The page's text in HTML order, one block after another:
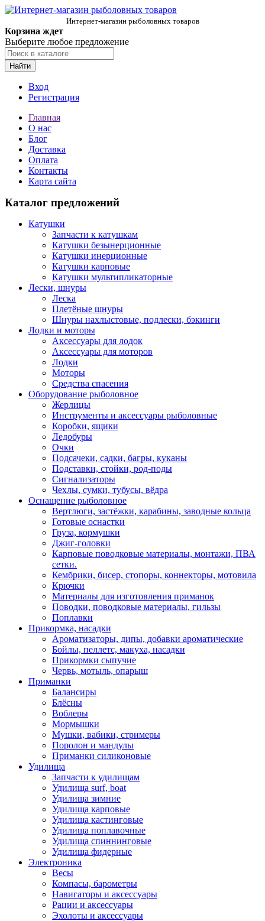
Интернет-магазин рыболовных товаров
Корзина ждет
Выберите любое предложение
Найти
Вход
Регистрация
Главная
О нас
Блог
Доставка
Оплата
Контакты
Карта сайта
Каталог предложений
Катушки
Запчасти к катушкам
Катушки безынерционные
Катушки инерционные
Катушки карповые
Катушки мультипликаторные
Лески, шнуры
Леска
Плетёные шнуры
Шнуры нахлыстовые, подлески, бэкинги
Лодки и моторы
Аксессуары для лодок
Аксессуары для моторов
Лодки
Моторы
Средства спасения
Оборудование рыболовное
Жерлицы
Инструменты и аксессуары рыболовные
Коробки, ящики
Ледобуры
Очки
Подсачеки, садки, багры, куканы
Подставки, стойки, род-поды
Сигнализаторы
Чехлы, сумки, тубусы, вёдра
Оснащение рыболовное
Вертлюги, застёжки, карабины, заводные кольца
Готовые оснастки
Груза, кормушки
Джиг-головки
Карповые поводковые материалы, монтажи, ПВА
сетки.
Кембрики, бисер, стопоры, коннекторы, мотовила
Крючки
Материалы для изготовления приманок
Поводки, поводковые материалы, гильзы
Поплавки
Прикормка, насадки
Ароматизаторы, дипы, добавки ароматические
Бойлы, пеллетс, макуха, насадки
Прикормки сыпучие
Червь, мотыль, опарыш
Приманки
Балансиры
Блёсны
Воблеры
Мормышки
Мушки, вабики, стримеры
Поролон и мандулы
Приманки силиконовые
Удилища
Запчасти к удилищам
Удилища surf, boat
Удилища зимние
Удилища карповые
Удилища кастинговые
Удилища поплавочные
Удилища спиннинговые
Удилища фидерные
Электроника
Весы
Компасы, барометры
Навигаторы и аксессуары
Рации и аксессуары
Эхолоты и аксессуары